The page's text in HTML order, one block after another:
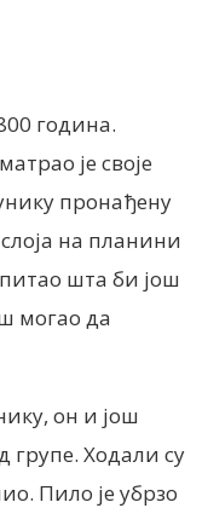
година.
је своје
пронађену
на планини
шта би још
могао да
он и још
групе. Ходали су
Пило је убрзо